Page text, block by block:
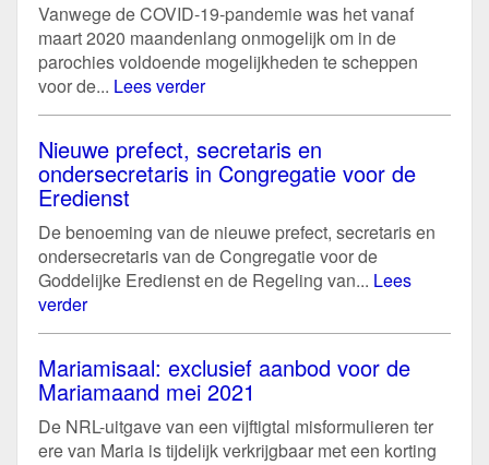
Vanwege de COVID-19-pandemie was het vanaf
maart 2020 maandenlang onmogelijk om in de
parochies voldoende mogelijkheden te scheppen
voor de... Lees verder
Nieuwe prefect, secretaris en
ondersecretaris in Congregatie voor de
Eredienst
De benoeming van de nieuwe prefect, secretaris en
ondersecretaris van de Congregatie voor de
Goddelijke Eredienst en de Regeling van... Lees
verder
Mariamisaal: exclusief aanbod voor de
Mariamaand mei 2021
De NRL-uitgave van een vijftigtal misformulieren ter
ere van Maria is tijdelijk verkrijgbaar met een korting